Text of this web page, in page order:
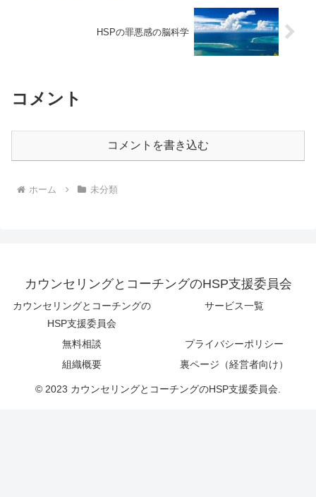
HSPの罪悪感の脳科学
コメント
コメントを書き込む
ホーム 未分類
カウンセリングとコーチングのHSP支援委員会
カウンセリングとコーチングの
HSP支援委員会
サービス一覧
無料相談
プライバシーポリシー
組織概要
裏ページ（経営者向け）
© 2023 カウンセリングとコーチングのHSP支援委員会.